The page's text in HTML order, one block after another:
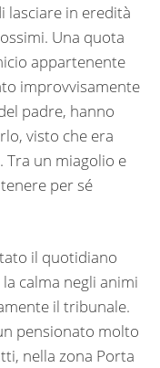
lasciare in eredità
Una quota
appartenente
improvvisamente
padre, hanno
visto che era
Tra un miagolio e
per sé
il quotidiano
calma negli animi
il tribunale.
pensionato molto
nella zona Porta